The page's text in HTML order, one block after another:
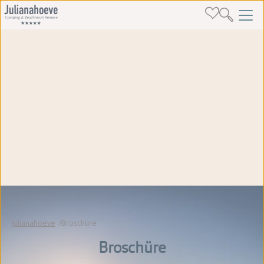
Julianahoeve Broschüre
Broschüre